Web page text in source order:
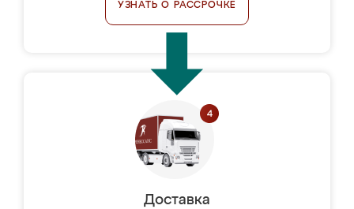
УЗНАТЬ О РАССРОЧКЕ
Доставка